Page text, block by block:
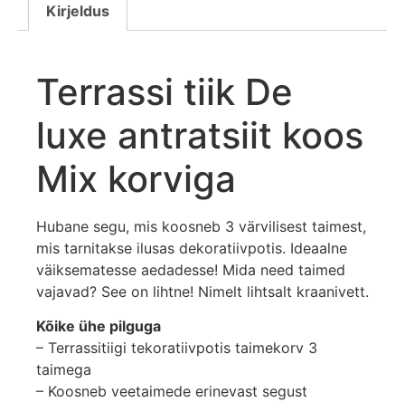
Kirjeldus
Terrassi tiik De
luxe antratsiit koos
Mix korviga
Hubane segu, mis koosneb 3 värvilisest taimest,
mis tarnitakse ilusas dekoratiivpotis. Ideaalne
väiksematesse aedadesse! Mida need taimed
vajavad? See on lihtne! Nimelt lihtsalt kraanivett.
Kõike ühe pilguga
– Terrassitiigi tekoratiivpotis taimekorv 3
taimega
– Koosneb veetaimede erinevast segust